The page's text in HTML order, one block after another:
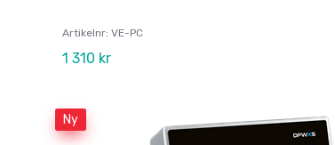
Artikelnr: VE-PC
1 310 kr
Ny